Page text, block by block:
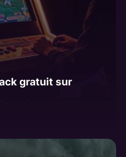
gratuit sur